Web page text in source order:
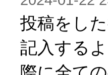
投稿をし
記入する